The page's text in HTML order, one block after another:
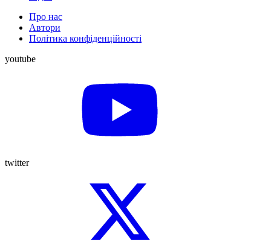
Про нас
Автори
Політика конфіденційності
youtube
twitter